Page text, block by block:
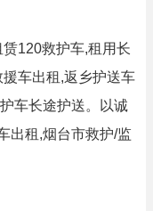
120救护车,租用长
车出租,返乡护送车
车长途护送。以诚
出租,烟台市救护/监